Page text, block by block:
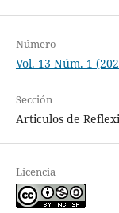
Número
Vol. 13 Núm. 1
Sección
Articulos de
Licencia